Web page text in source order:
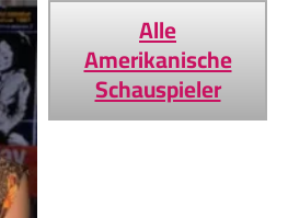
Alle
Amerikanische
Schauspieler